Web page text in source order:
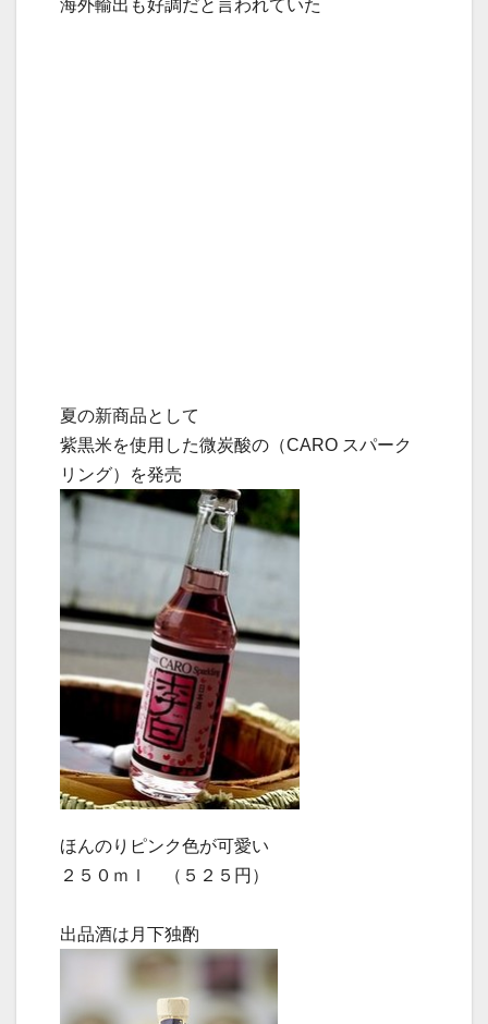
海外輸出も好調だと言われていた
夏の新商品として
紫黒米を使用した微炭酸の（CARO スパーク
リング）を発売
ほんのりピンク色が可愛い
２５０ｍｌ （５２５円）
出品酒は月下独酌